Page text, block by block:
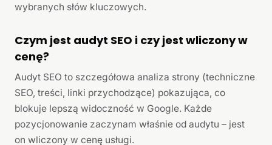
wybranych słów kluczowych.
Czym jest audyt SEO i czy jest wliczony w
cenę?
Audyt SEO to szczegółowa analiza strony (techniczne
SEO, treści, linki przychodzące) pokazująca, co
blokuje lepszą widoczność w Google. Każde
pozycjonowanie zaczynam właśnie od audytu – jest
on wliczony w cenę usługi.